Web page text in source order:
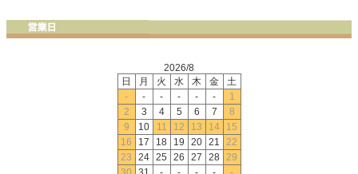
2026/8
日
月 火 水 木 金
土
-
- - - - -
1
2
3 4 5 6 7
8
9
10 11 12 13 14
15
16
17 18 19 20 21
22
23
24 25 26 27 28 29